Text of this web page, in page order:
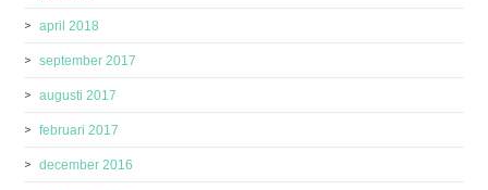
april 2018
september 2017
augusti 2017
februari 2017
december 2016